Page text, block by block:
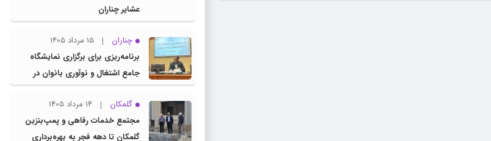
عشایر چناران
چناران
15 مرداد 1405
برنامه‌ریزی برای برگزاری نمایشگاه
جامع اشتغال و نوآوری بانوان در
چناران
گلمکان
14 مرداد 1405
مجتمع خدمات رفاهی و پمپ‌بنزین
گلمکان تا دهه فجر به بهره‌برداری